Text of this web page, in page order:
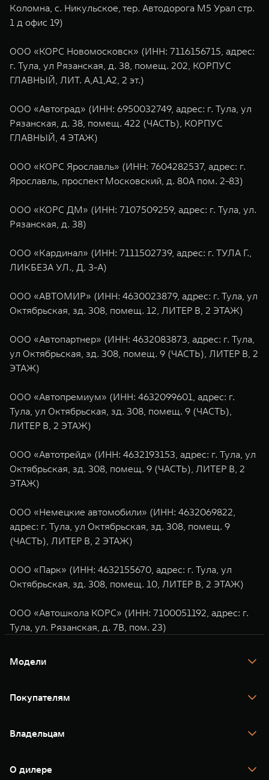
Коломна, с. Никульское, тер. Автодорога М5 Урал стр.
1 д офис 19)
ООО «КОРС Новомосковск» (ИНН: 7116156715, адрес:
г. Тула, ул Рязанская, д. 38, помещ. 202, КОРПУС
ГЛАВНЫЙ, ЛИТ. А,А1,А2, 2 эт.)
ООО «Автоград» (ИНН: 6950032749, адрес: г. Тула, ул
Рязанская, д. 38, помещ. 422 (ЧАСТЬ), КОРПУС
ГЛАВНЫЙ, 4 ЭТАЖ)
ООО «КОРС Ярославль» (ИНН: 7604282537, адрес: г.
Ярославль, проспект Московский, д. 80А пом. 2-83)
ООО «КОРС ДМ» (ИНН: 7107509259, адрес: г. Тула, ул.
Рязанская, д. 38)
ООО «Кардинал» (ИНН: 7111502739, адрес: г. ТУЛА Г.,
ЛИКБЕЗА УЛ., Д. 3-А)
ООО «АВТОМИР» (ИНН: 4630023879, адрес: г. Тула, ул
Октябрьская, зд. 308, помещ. 12, ЛИТЕР В, 2 ЭТАЖ)
ООО «Автопартнер» (ИНН: 4632083873, адрес: г. Тула,
ул Октябрьская, зд. 308, помещ. 9 (ЧАСТЬ), ЛИТЕР В, 2
ЭТАЖ)
ООО «Автопремиум» (ИНН: 4632099601, адрес: г.
Тула, ул Октябрьская, зд. 308, помещ. 9 (ЧАСТЬ),
ЛИТЕР В, 2 ЭТАЖ)
ООО «Автотрейд» (ИНН: 4632193153, адрес: г. Тула, ул
Октябрьская, зд. 308, помещ. 9 (ЧАСТЬ), ЛИТЕР В, 2
ЭТАЖ)
ООО «Немецкие автомобили» (ИНН: 4632069822,
адрес: г. Тула, ул Октябрьская, зд. 308, помещ. 9
(ЧАСТЬ), ЛИТЕР В, 2 ЭТАЖ)
ООО «Парк» (ИНН: 4632155670, адрес: г. Тула, ул
Октябрьская, зд. 308, помещ. 10, ЛИТЕР В, 2 ЭТАЖ)
ООО «Автошкола КОРС» (ИНН: 7100051192, адрес: г.
Тула, ул. Рязанская, д. 7В, пом. 23)
Модели
TANK 400
TANK 500
Покупателям
Тест-драйв
TANK Финансы
Корпоративным клиентам
Зарядные станции
Владельцам
Помощь на дороге
Новые цифровые сервисы TANK
О дилере